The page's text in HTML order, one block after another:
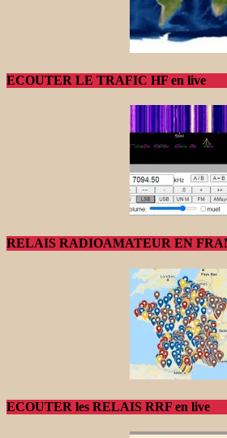
ECOUTER LE TRAFIC HF en live
RELAIS RADIOAMATEUR EN
ECOUTER les RELAIS RRF en live